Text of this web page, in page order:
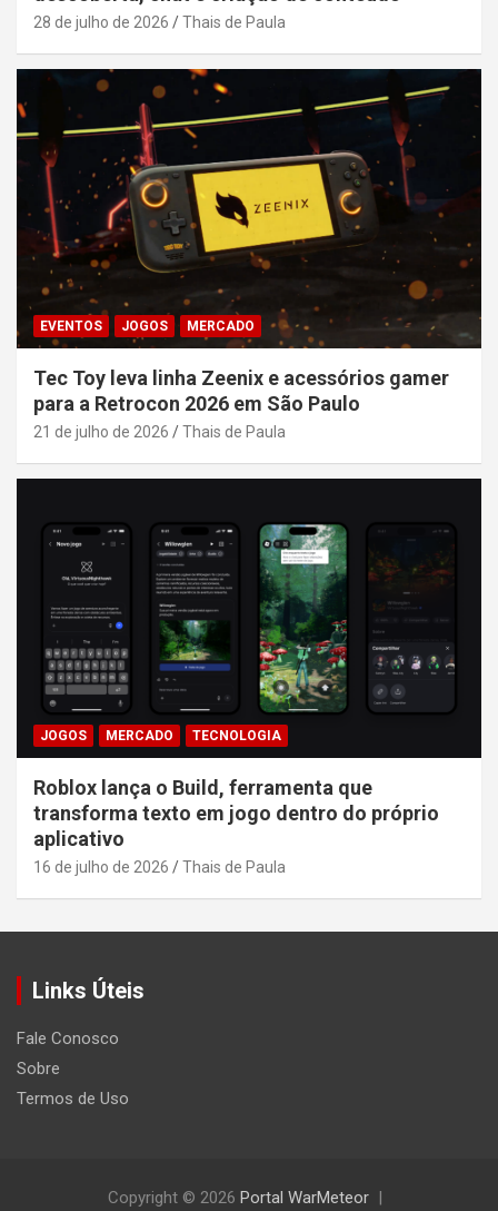
28 de julho de 2026 Thais de Paula
EVENTOS JOGOS MERCADO
Tec Toy leva linha Zeenix e acessórios gamer
para a Retrocon 2026 em São Paulo
21 de julho de 2026 Thais de Paula
JOGOS MERCADO TECNOLOGIA
Roblox lança o Build, ferramenta que
transforma texto em jogo dentro do próprio
aplicativo
16 de julho de 2026 Thais de Paula
Links Úteis
Fale Conosco
Sobre
Termos de Uso
Copyright © 2026 Portal WarMeteor